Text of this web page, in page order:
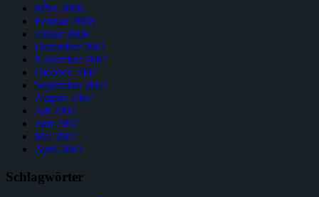
März 2008
Februar 2008
Januar 2008
Dezember 2007
November 2007
Oktober 2007
September 2007
August 2007
Juli 2007
Juni 2007
Mai 2007
April 2007
Schlagwörter